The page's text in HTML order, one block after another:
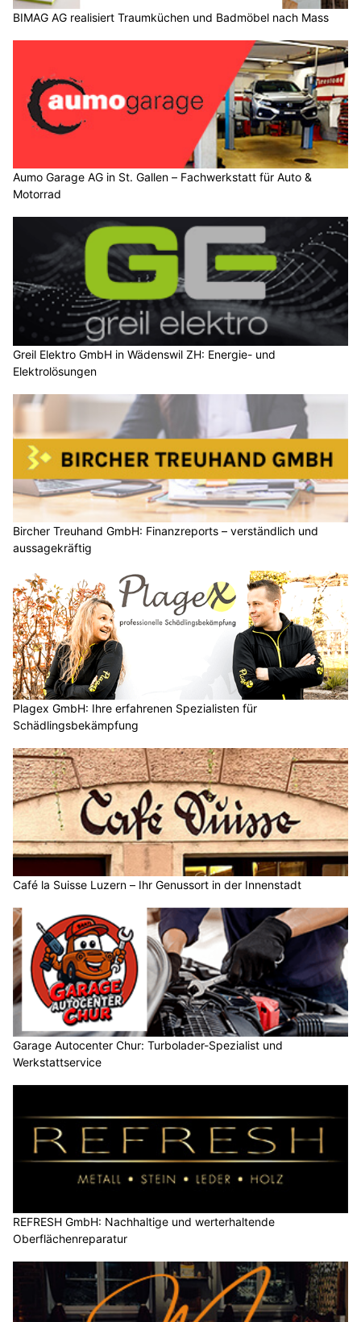
BIMAG AG realisiert Traumküchen und Badmöbel nach Mass
Aumo Garage AG in St. Gallen – Fachwerkstatt für Auto &
Motorrad
Greil Elektro GmbH in Wädenswil ZH: Energie- und
Elektrolösungen
Bircher Treuhand GmbH: Finanzreports – verständlich und
aussagekräftig
Plagex GmbH: Ihre erfahrenen Spezialisten für
Schädlingsbekämpfung
Café la Suisse Luzern – Ihr Genussort in der Innenstadt
Garage Autocenter Chur: Turbolader-Spezialist und
Werkstattservice
REFRESH GmbH: Nachhaltige und werterhaltende
Oberflächenreparatur